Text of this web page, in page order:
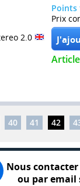
2.0
Points
Prix
40 41 42
Nous
ou par email